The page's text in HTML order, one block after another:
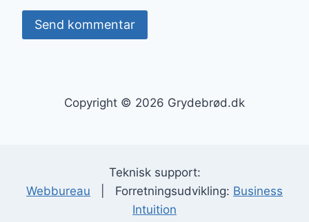
Copyright © 2026 Grydebrød.dk
Teknisk support:
Webbureau | Forretningsudvikling: Business
Intuition